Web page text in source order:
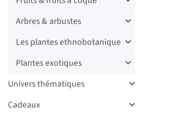
Arbres & arbustes
Les plantes ethnobotanique
Plantes exotiques
Univers thématiques
Cadeaux